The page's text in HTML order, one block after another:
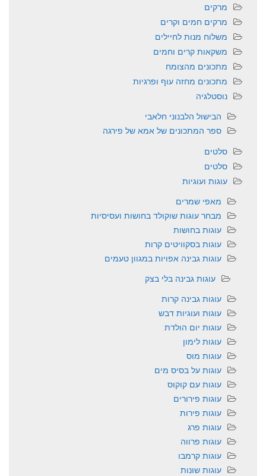
מרקים
מרקים חמים וקרים
משלוח מנות לחיילים
משקאות קרים וחמים
מתכונים מהצומח
מתכונים מחזה עוף ופרגיות
נוסטלגיה
הבישול הלבנוני חלאבי
ספר המתכונים של אמא של פירגה
סלטים
סלטים
עוגות ועוגיות
מאפי שמרים
מבחר עוגות שוקולד בחושות ועסיסיות
עוגות בחושות
עוגות בסקוויטים קרות
עוגות גבינה אפויות במגוון טעמים
עוגות גבינה בלי בצק
עוגות גבינה קרות
עוגות ועוגיות דבש
עוגות יום הולדת
עוגות לימון
עוגות מוס
עוגות על בסיס מים
עוגות עם קוקוס
עוגות פירורים
עוגות פירות
עוגות פרג
עוגות פרווה
עוגות קרמבו
עוגות שונות